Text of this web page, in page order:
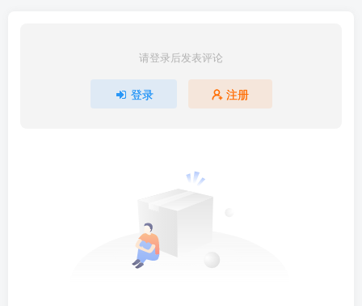
请登录后发表评论
登录 注册